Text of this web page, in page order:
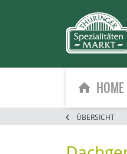
HOME
ÜBERSICHT